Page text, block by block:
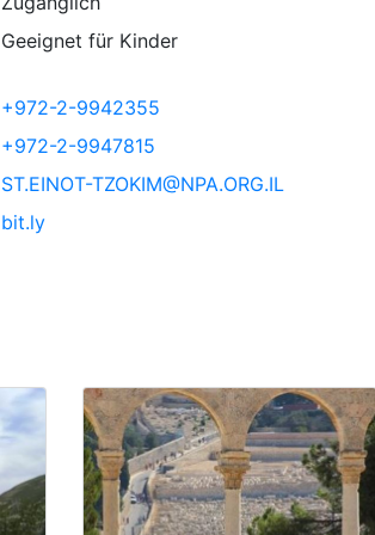
für Kinder
+972-2-9942355
+972-2-9947815
ST.EINOT-TZOKIM@NPA.ORG.IL
bit.ly